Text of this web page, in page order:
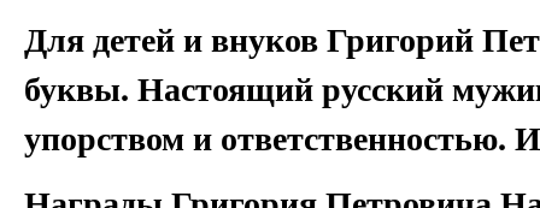
Для детей и внуков Григорий
буквы. Настоящий русский
упорством и ответственностью.